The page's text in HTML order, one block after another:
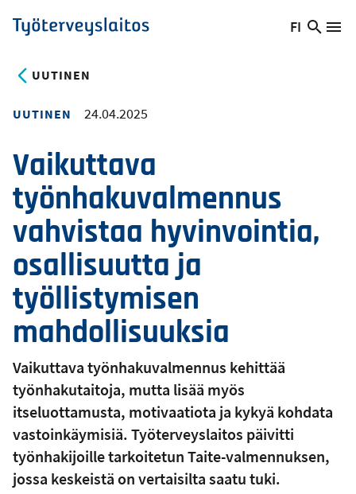
Hyppää
pääsisältöön
Työterveyslaitos
Vaihda
FI
Hae
UUTINEN
UUTINEN 24.04.2025
Vaikuttava
työnhakuvalmennus
vahvistaa hyvinvointia,
osallisuutta ja
työllistymisen
mahdollisuuksia
Vaikuttava työnhakuvalmennus kehittää
työnhakutaitoja, mutta lisää myös
itseluottamusta, motivaatiota ja kykyä kohdata
vastoinkäymisiä. Työterveyslaitos päivitti
työnhakijoille tarkoitetun Taite-valmennuksen,
jossa keskeistä on vertaisilta saatu tuki.